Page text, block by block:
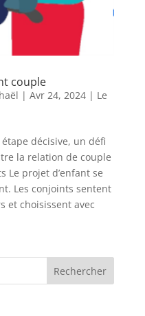
couple
| Avr 24, 2024| Le
étape décisive, un défi
la relation de couple
Le projet d’enfant se
Les conjoints sentent
et choisissent avec
Rechercher